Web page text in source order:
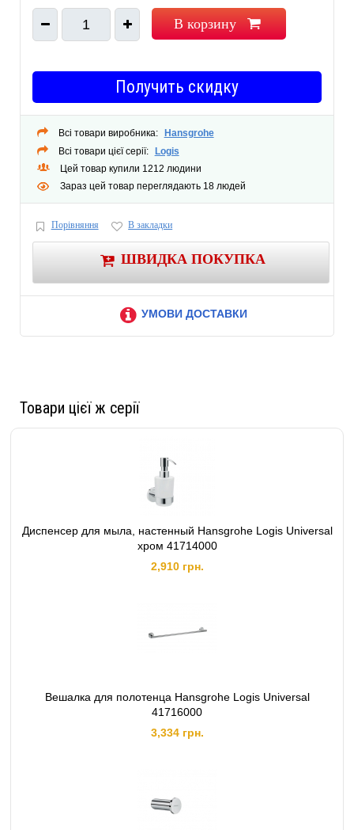
Материал:
Латунь
Цвет:Хром
Настенный
Метод крепления:
Комплектация:Поручень, крепежи.
Гарантия:
1 год
Количество грузовых мест: 1
1 В корзину
Получить скидку
Всі товари виробника:
Hansgrohe
Всі товари цієї серії:
Logis
Цей товар купили 1212 людини
Зараз цей товар переглядають 18 людей
Порівняння В закладки
ШВИДКА ПОКУПКА
УМОВИ ДОСТАВКИ
Товари цієї ж серії
Диспенсер для мыла, настенный Hansgrohe Logis Universal
хром 41714000
2,910 грн.
Вешалка для полотенца Hansgrohe Logis Universal
41716000
3,334 грн.